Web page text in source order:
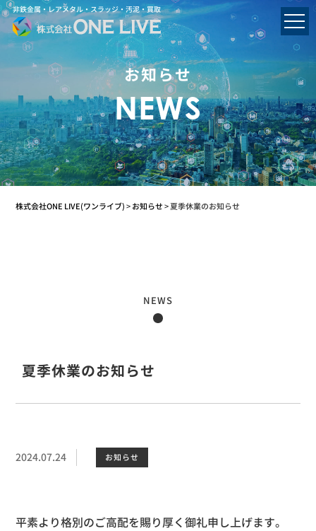
非鉄金属・レアメタル・スラッジ・汚泥・買取
お知らせ
NEWS
株式会社ONE LIVE(ワンライブ)>お知らせ>夏季休業のお知らせ
夏季休業のお知らせ
NEWS
2024.07.24 お知らせ
平素より格別のご高配を賜り厚く御礼申し上げます。